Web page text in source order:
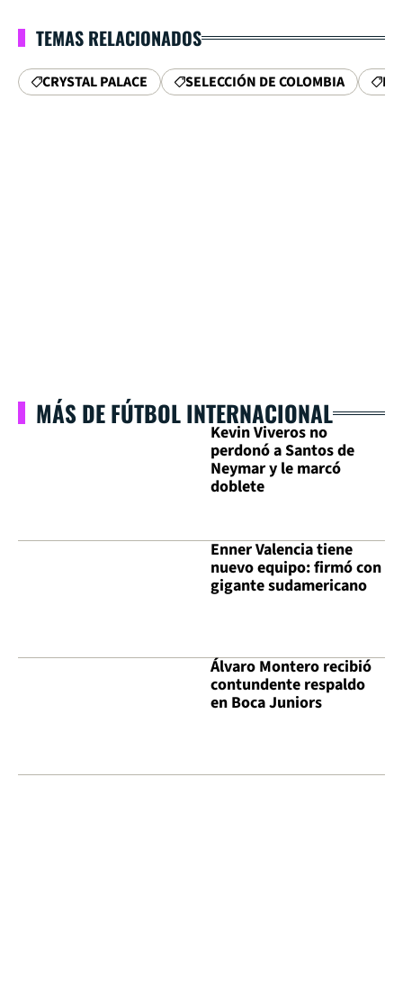
TEMAS RELACIONADOS
CRYSTAL PALACE SELECCIÓN DE COLOMBIA
MÁS DE FÚTBOL INTERNACIONAL
Kevin Viveros no
perdonó a Santos de
Neymar y le marcó
doblete
Enner Valencia tiene
nuevo equipo: firmó con
gigante sudamericano
Álvaro Montero recibió
contundente respaldo
en Boca Juniors